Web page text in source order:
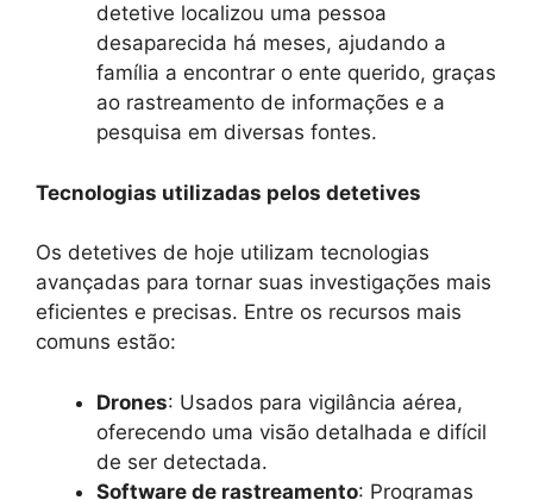
detetive localizou uma pessoa
desaparecida há meses, ajudando a
família a encontrar o ente querido, graças
ao rastreamento de informações e a
pesquisa em diversas fontes.
Tecnologias utilizadas pelos detetives
Os detetives de hoje utilizam tecnologias
avançadas para tornar suas investigações mais
eficientes e precisas. Entre os recursos mais
comuns estão:
Drones: Usados para vigilância aérea,
oferecendo uma visão detalhada e difícil
de ser detectada.
Software de rastreamento: Programas